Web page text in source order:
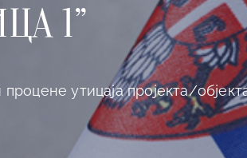
1”
утицаја пројекта/